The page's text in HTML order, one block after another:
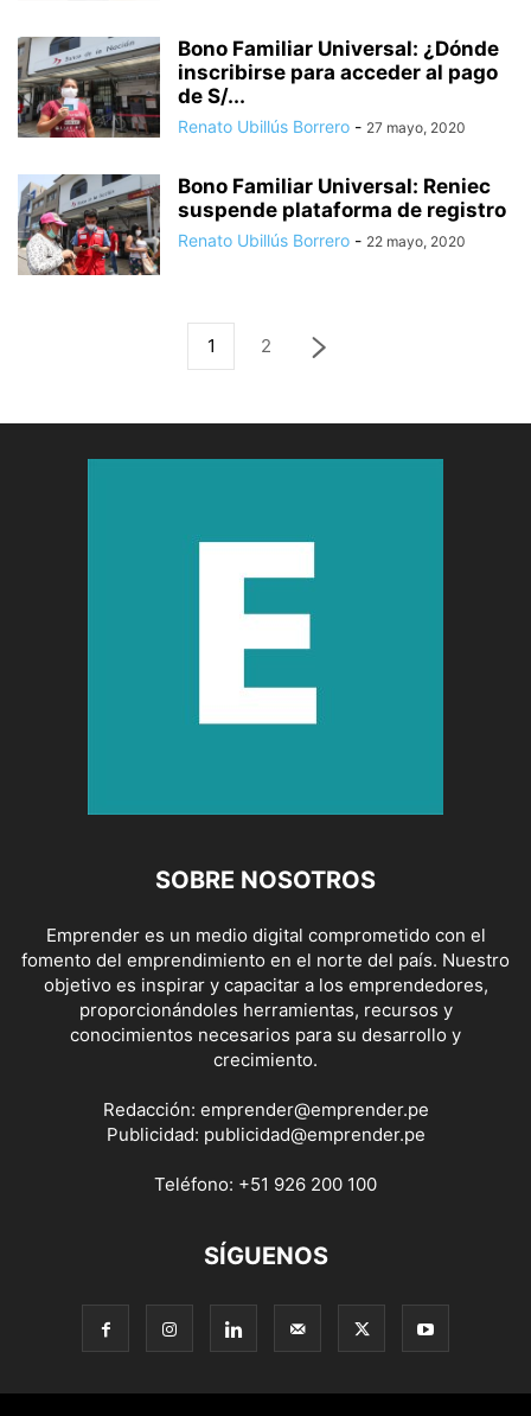
Bono Familiar Universal: ¿Dónde
inscribirse para acceder al pago
de S/...
Renato Ubillús Borrero - 27 mayo, 2020
Bono Familiar Universal: Reniec
suspende plataforma de registro
Renato Ubillús Borrero - 22 mayo, 2020
1 2
SOBRE NOSOTROS
Emprender es un medio digital comprometido con el
fomento del emprendimiento en el norte del país. Nuestro
objetivo es inspirar y capacitar a los emprendedores,
proporcionándoles herramientas, recursos y
conocimientos necesarios para su desarrollo y
crecimiento.
Redacción: emprender@emprender.pe
Publicidad: publicidad@emprender.pe
Teléfono: +51 926 200 100
SÍGUENOS